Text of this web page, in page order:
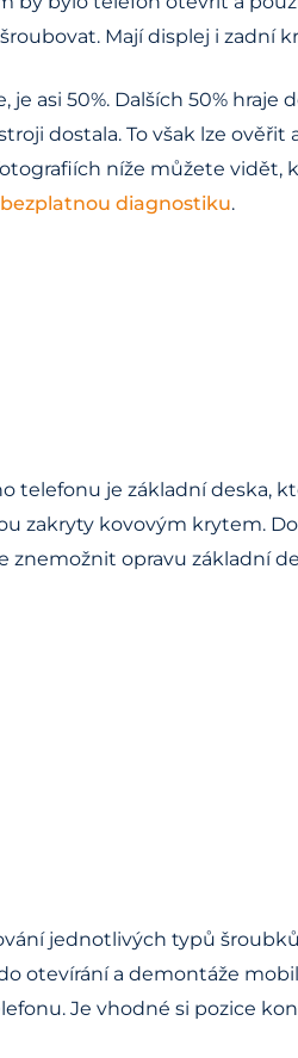
Mají displej i zadní
asi 50%. Dalších 50% hraje
dostala. To však lze ověřit
níže můžete vidět,
bezplatnou diagnostiku.
telefonu je základní deska,
zakryty kovovým krytem.
znemožnit opravu základní
jednotlivých typů
otevírání a demontáže
Je vhodné si pozice